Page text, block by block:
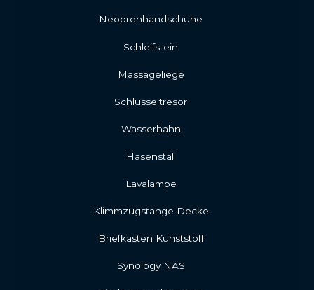
Neoprenhandschuhe
Schleifstein
Massageliege
Schlüsseltresor
Wasserhahn
Hasenstall
Lavalampe
Klimmzugstange Decke
Briefkasten Kunststoff
Synology NAS